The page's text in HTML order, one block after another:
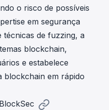
o risco de possíveis
em segurança
técnicas de fuzzing, a
blockchain,
e estabelece
blockchain em rápido